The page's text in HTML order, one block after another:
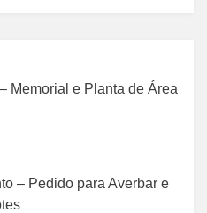
Memorial e Planta de Área
– Pedido para Averbar e